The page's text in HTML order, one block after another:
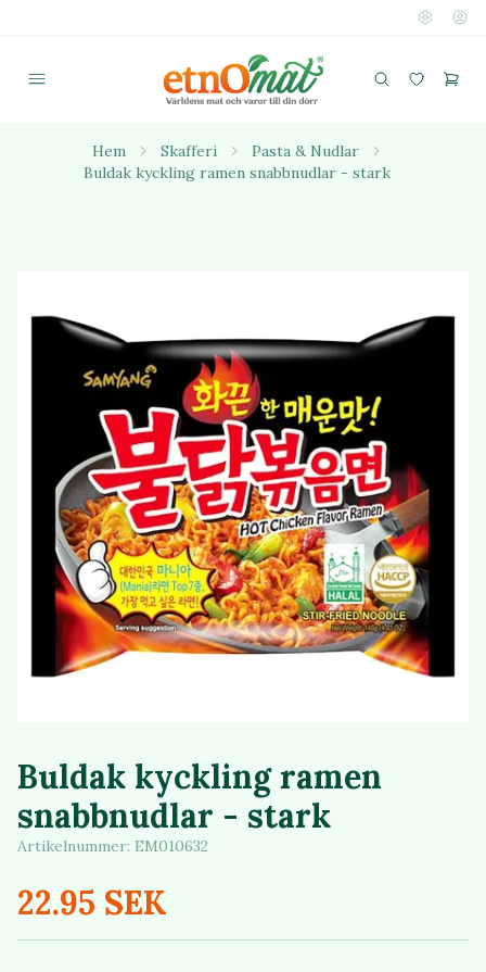
Hem Skafferi
Pasta & Nudlar
Buldak kyckling ramen snabbnudlar - stark
Buldak kyckling ramen
snabbnudlar - stark
Artikelnummer: EM010632
22.95 SEK